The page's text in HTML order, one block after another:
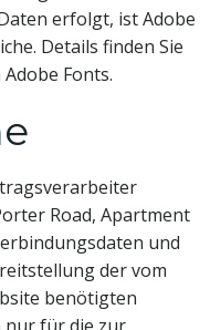
erfolgt, ist Adobe
Details finden Sie
Fonts.
Road, Apartment
und
der vom
benötigten